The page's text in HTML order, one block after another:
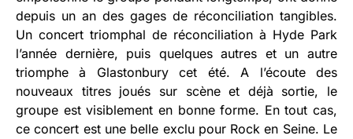
depuis un an des gages de réconciliation tangibles.
Un concert triomphal de réconciliation à Hyde Park
l’année dernière, puis quelques autres et un autre
triomphe à Glastonbury cet été. A l’écoute des
nouveaux titres joués sur scène et déjà sortie, le
groupe est visiblement en bonne forme. En tout cas,
ce concert est une belle exclu pour Rock en Seine. Le